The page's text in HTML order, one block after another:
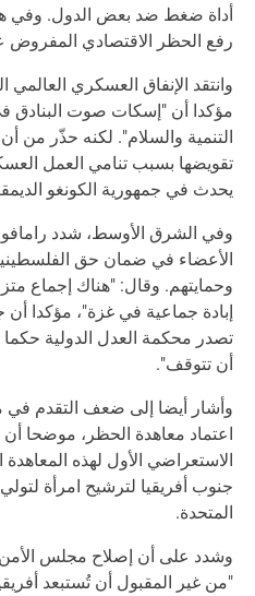
أداة ضغط ضد بعض الدول. وفي
رفع الحظر الاقتصادي المفروض
وانتقد الإنفاق العسكري
مؤكدا أن "إسكات صوت
التنمية والسلام". لكنه حذّر من
تقويضها بسبب تنامي العمل
يحدث في جمهورية الكونغو
وفي الشرق الأوسط، شدد
الأعضاء في ضمان حق
وحمايتهم. وقال: "هناك إجماع
إبادة جماعية في غزة"، مؤكدا
تصدر محكمة العدل الدولية حكما
أن تتوقف".
وأشار أيضا إلى ضعف التقدم في
اعتماد معاهدة الحظر، موضحا أن
الاستعراضي الأول لهذه
جنوب أفريقيا لترشيح امرأة
المتحدة.
وشدد على أن إصلاح مجلس الأمن